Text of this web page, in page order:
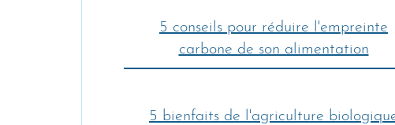
5 conseils pour réduire l'empreinte
carbone de son alimentation
5 bienfaits de l'agriculture